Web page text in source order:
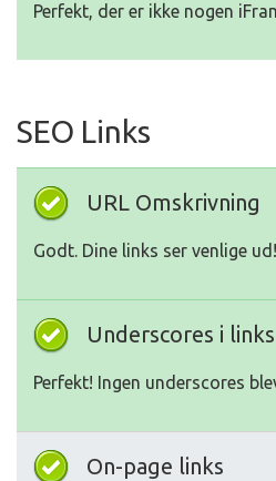
Perfekt, der er ikke nogen
SEO Links
URL Omskrivning
Godt. Dine links ser venlige ud!
Underscores i links
Perfekt! Ingen underscores
On-page links